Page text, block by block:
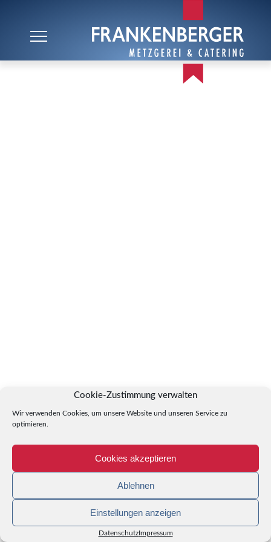
Cookie-Zustimmung verwalten
Wir verwenden Cookies, um unsere Website und unseren Service zu
optimieren.
Cookies akzeptieren
Ablehnen
Einstellungen anzeigen
DatenschutzImpressum